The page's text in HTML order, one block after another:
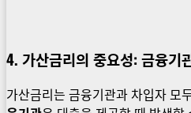
4. 가산금리의 중요성: 금융기
가산금리는 금융기관과 차입자 모